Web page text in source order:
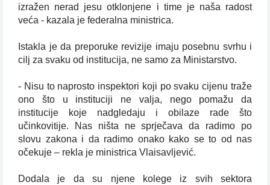
izražen nerad jesu otklonjene i time je naša radost
veća - kazala je federalna ministrica.
Istakla je da preporuke revizije imaju posebnu svrhu i
cilj za svaku od institucija, ne samo za Ministarstvo.
- Nisu to naprosto inspektori koji po svaku cijenu traže
ono što u instituciji ne valja, nego pomažu da
institucije koje nadgledaju i obilaze rade što
učinkovitije. Nas ništa ne sprječava da radimo po
slovu zakona i da radimo onako kako se to od nas
očekuje – rekla je ministrica Vlaisavljević.
Dodala je da su njene kolege iz svih sektora